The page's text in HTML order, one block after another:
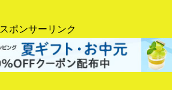
スポンサーリンク